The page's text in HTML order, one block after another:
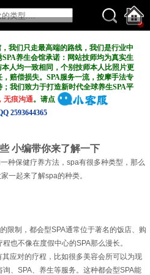
我们只走最高端的路线，我们是行业中
养生会馆承诺：网站技师均为真实生
人均一致相同，个别技师本人比照片更
赔偿损失。SPA服务一流，按摩手法专
我们致力于打造新时代全球养生SPA平
无痕沟通。请点
2593644365
小编带你来了解一下
种保健疗养方法，spa有很多种类型，那么
一起来了解spa的种类。
限制，都会型SPA通常位于著名的饭店、购
也不像在度假中心的SPA那么漫长。
应对的疗程，比如很多美容会所可以为现
、SPA、养生等服务。这种都会型SPA能